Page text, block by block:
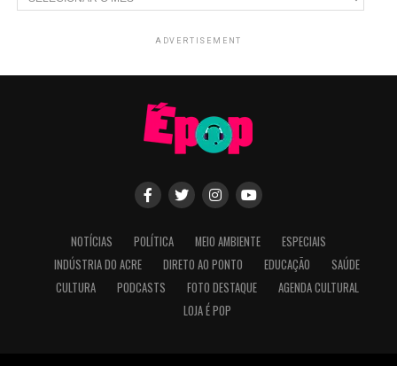
ADVERTISEMENT
NOTÍCIAS POLÍTICA MEIO AMBIENTE
ESPECIAIS
INDÚSTRIA DO ACRE
DIRETO AO PONTO EDUCAÇÃO
SAÚDE
CULTURA
PODCASTS FOTO DESTAQUE
AGENDA CULTURAL
LOJA É POP